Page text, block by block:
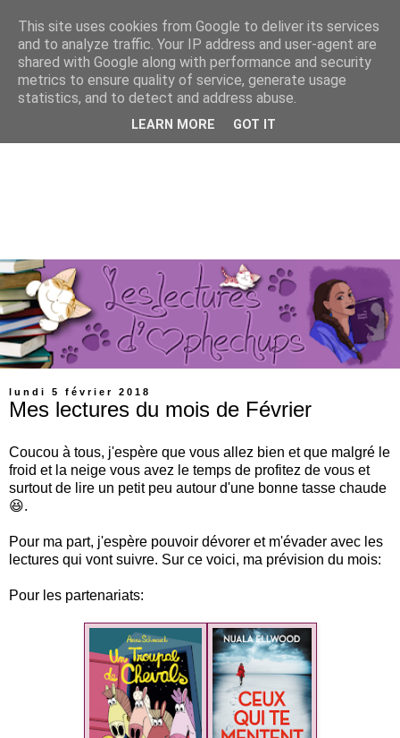
lundi 5 février 2018
Mes lectures du mois de Février
Coucou à tous, j'espère que vous allez bien et que malgré le
froid et la neige vous avez le temps de profitez de vous et
surtout de lire un petit peu autour d'une bonne tasse chaude
😆.
Pour ma part, j'espère pouvoir dévorer et m'évader avec les
lectures qui vont suivre. Sur ce voici, ma prévision du mois:
Pour les partenariats:
This site uses cookies from Google to deliver its services
and to analyze traffic. Your IP address and user-agent are
shared with Google along with performance and security
metrics to ensure quality of service, generate usage
statistics, and to detect and address abuse.
LEARN MORE GOT IT